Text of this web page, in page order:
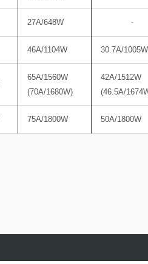
27A/648W -
46A/1104W 30.7A/1005W
65A/1560W
(70A/1680W)
42A/1512W
(46.5A/
75A/1800W 50A/1800W